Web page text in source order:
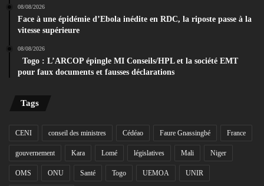
08/08/2026
Face à une épidémie d’Ebola inédite en RDC, la riposte passe à la
vitesse supérieure
08/08/2026
Togo : L’ARCOP épingle MI Conseils/HPL et la société EMT
pour faux documents et fausses déclarations
Tags
CENI conseil des ministres Cédéao Faure Gnassingbé France
gouvernement Kara Lomé législatives Mali Niger
OMS ONU Santé Togo UEMOA UNIR